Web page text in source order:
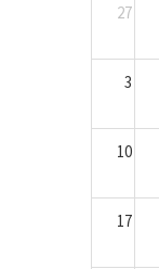
27
3
10
17